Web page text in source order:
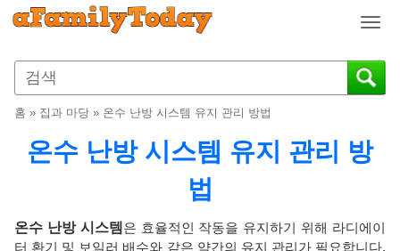
T
g
g
n
a
g
a
홈 » 집과 마당 » 온수 난방 시스템 유지 관리 방법
온수 난방 시스템 유지 관리 방
법
온수 난방 시스템 은 효율적인 작동을 유지하기 위해 라디에이
터 환기 및 보일러 배수와 같은 약간의 유지 관리가 필요합니다.